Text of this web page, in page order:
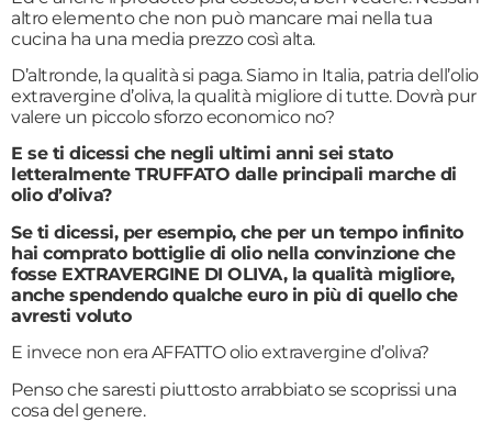
altro elemento che non può mancare mai nella tua
cucina ha una media prezzo così alta.
D’altronde, la qualità si paga. Siamo in Italia, patria dell’olio
extravergine d’oliva, la qualità migliore di tutte. Dovrà pur
valere un piccolo sforzo economico no?
E se ti dicessi che negli ultimi anni sei stato
letteralmente TRUFFATO dalle principali marche di
olio d’oliva?
Se ti dicessi, per esempio, che per un tempo infinito
hai comprato bottiglie di olio nella convinzione che
fosse EXTRAVERGINE DI OLIVA, la qualità migliore,
anche spendendo qualche euro in più di quello che
avresti voluto
E invece non era AFFATTO olio extravergine d’oliva?
Penso che saresti piuttosto arrabbiato se scoprissi una
cosa del genere.